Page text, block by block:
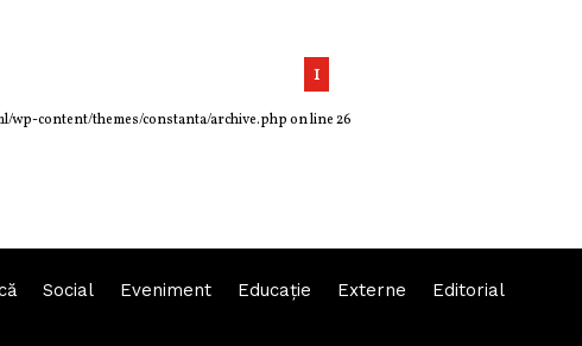
1
wp-content/themes/constanta/archive.phpon line26
Social Eveniment Educaţie Externe Editorial